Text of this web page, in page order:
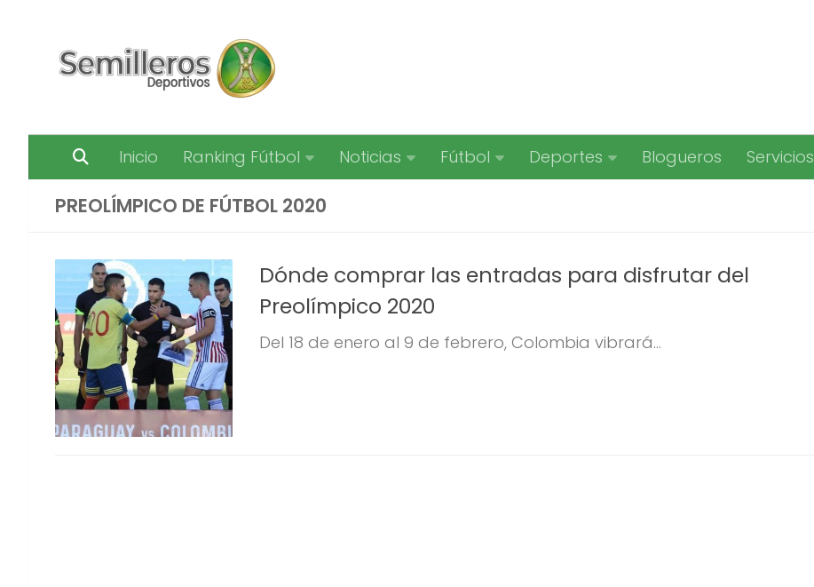
Inicio Ranking Fútbol Noticias Fútbol Deportes Blogueros Servicios
PREOLÍMPICO DE FÚTBOL 2020
Dónde comprar las entradas para disfrutar del
Preolímpico 2020
Del 18 de enero al 9 de febrero, Colombia vibrará...